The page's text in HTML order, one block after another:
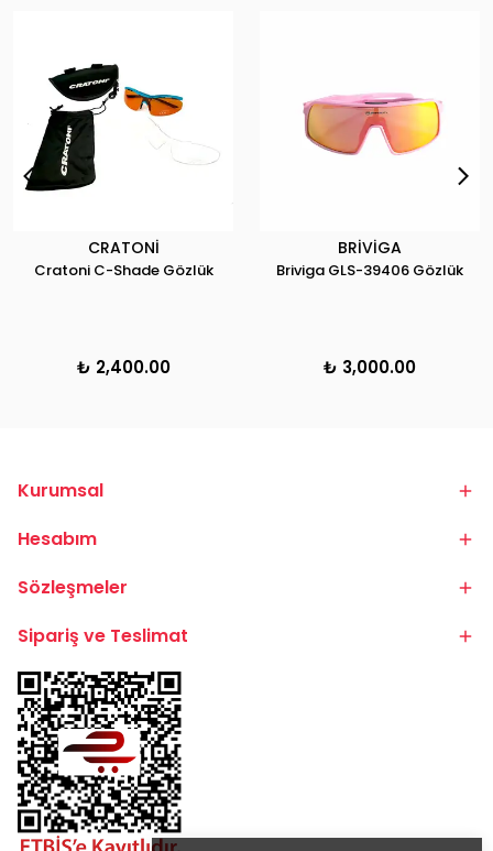
CRATONİ
Cratoni C-Shade Gözlük
₺ 2,400.00
BRİVİGA
Briviga GLS-39406 Gözlük
₺ 3,000.00
Kurumsal
Hesabım
Sözleşmeler
Sipariş ve Teslimat